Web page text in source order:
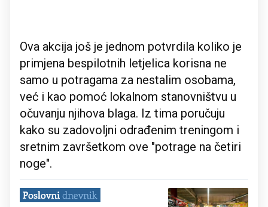
Ova akcija još je jednom potvrdila koliko je
primjena bespilotnih letjelica korisna ne
samo u potragama za nestalim osobama,
već i kao pomoć lokalnom stanovništvu u
očuvanju njihova blaga. Iz tima poručuju
kako su zadovoljni odrađenim treningom i
sretnim završetkom ove "potrage na četiri
noge".